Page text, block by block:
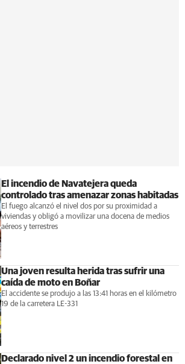
El incendio de Navatejera queda
controlado tras amenazar zonas habitadas
El fuego alcanzó el nivel dos por su proximidad a
viviendas y obligó a movilizar una docena de medios
aéreos y terrestres
Una joven resulta herida tras sufrir una
caída de moto en Boñar
El accidente se produjo a las 13:41 horas en el kilómetro
19 de la carretera LE-331
Declarado nivel 2 un incendio forestal en